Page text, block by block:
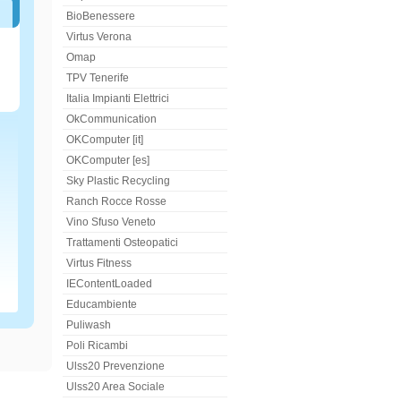
BioBenessere
Virtus Verona
Omap
TPV Tenerife
Italia Impianti Elettrici
OkCommunication
OKComputer [it]
OKComputer [es]
Sky Plastic Recycling
Ranch Rocce Rosse
Vino Sfuso Veneto
Trattamenti Osteopatici
Virtus Fitness
IEContentLoaded
Educambiente
Puliwash
Poli Ricambi
Ulss20 Prevenzione
Ulss20 Area Sociale